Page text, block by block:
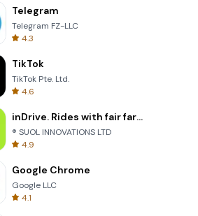
Telegram
Telegram FZ-LLC
4.3
TikTok
TikTok Pte. Ltd.
4.6
inDrive. Rides with fair fares
® SUOL INNOVATIONS LTD
4.9
Google Chrome
Google LLC
4.1